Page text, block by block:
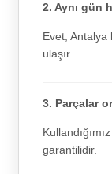
2. Aynı gün
Evet,
ulaşır.
3. Parçalar
garantilidir.